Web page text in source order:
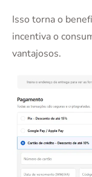
Isso torna o
incentiva o
vantajosos.